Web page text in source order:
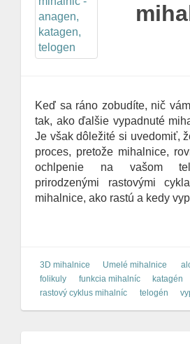
Keď sa ráno zobudíte, nič
tak, ako ďalšie vypadnuté
Je však dôležité si uvedomiť,
proces, pretože mihalnice,
ochlpenie na vašom
prirodzenými rastovými
mihalnice, ako rastú a kedy
3D mihalnice Umelé mihalnice
folikuly
funkcia mihalníc katagén
rastový cyklus mihalníc
telogén